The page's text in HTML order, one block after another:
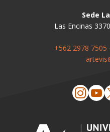
Sede
Las Encinas
+562 2978 7505